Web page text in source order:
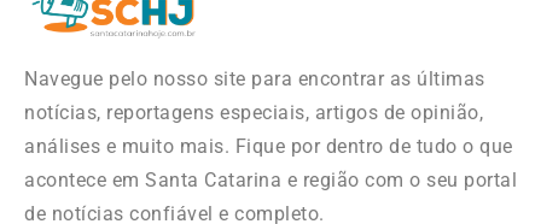
Navegue pelo nosso site para encontrar as últimas
notícias, reportagens especiais, artigos de opinião,
análises e muito mais. Fique por dentro de tudo o que
acontece em Santa Catarina e região com o seu portal
de notícias confiável e completo.